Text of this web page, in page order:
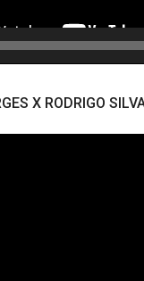
X RODRIGO